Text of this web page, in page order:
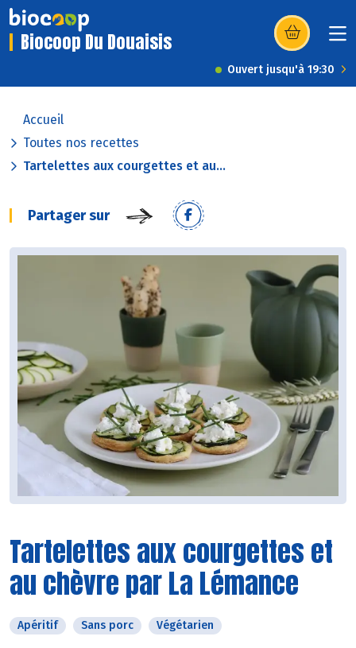
Biocoop Du Douaisis (s’ouvre dans
Ouvert jusqu'à 19:30
Accueil
Toutes nos recettes
Tartelettes aux courgettes et au...
Partager sur
Tartelettes aux courgettes et
au chèvre par La Lémance
Apéritif Sans porc Végétarien